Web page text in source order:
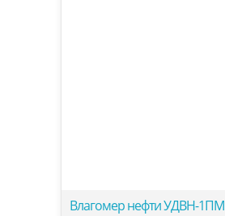
Влагомер нефти УДВН-1ПМ